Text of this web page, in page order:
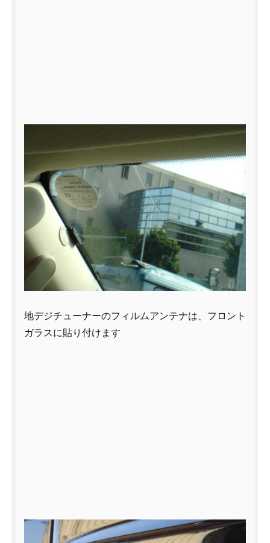
地デジチューナーのフィルムアンテナは、フロント
ガラスに貼り付けます